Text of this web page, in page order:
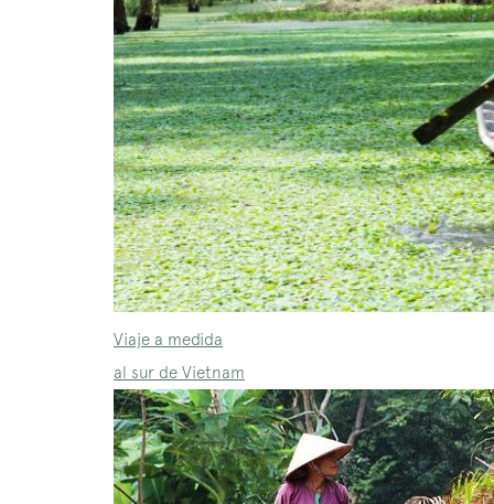
Viaje a medida
al sur de Vietnam